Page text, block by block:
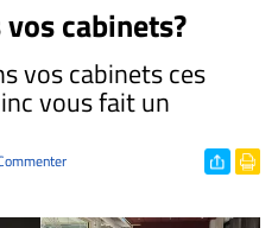
cabinets?
vos cabinets ces
vous fait un